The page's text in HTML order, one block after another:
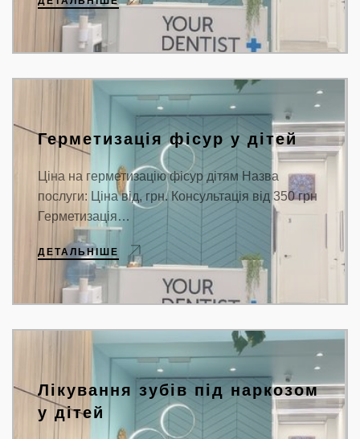
Герметизація фісур у дітей
Ціна на герметизацію фісур дітям Назва
послуги: Ціна від, грн. Консультація від 350 грн
Герметизація…
ДЕТАЛЬНІШЕ
Лікування зубів під наркозом
у дітей